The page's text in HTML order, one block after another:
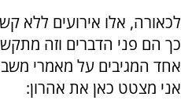
לכאורה, אלו אירועים ללא
כך הם פני הדברים וזה
אחד המגיבים על מאמרי
אני מצטט כאן את אהרון: